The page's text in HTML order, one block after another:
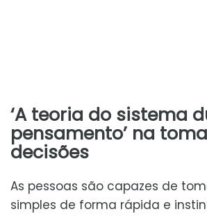
‘A teoria do sistema
pensamento’ na
decisões
As pessoas são capazes de
simples de forma rápida e